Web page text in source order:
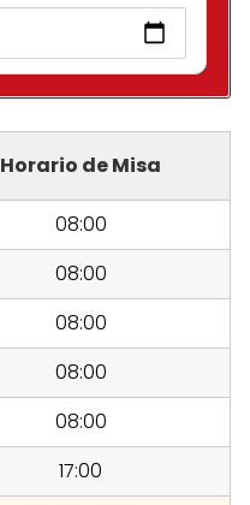
Horario de Misa
08:00
08:00
08:00
08:00
08:00
17:00